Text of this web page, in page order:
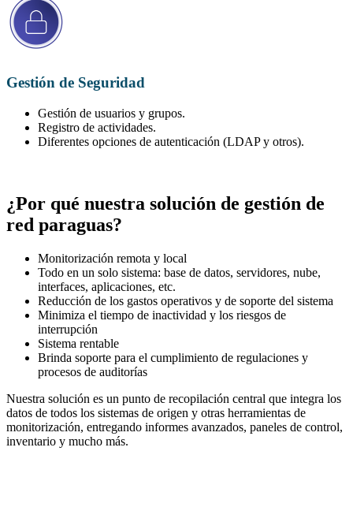
Gestión de Seguridad
Gestión de usuarios y grupos.
Registro de actividades.
Diferentes opciones de autenticación (LDAP y otros).
¿Por qué nuestra solución de gestión de
red paraguas?
Monitorización remota y local
Todo en un solo sistema: base de datos, servidores, nube,
interfaces, aplicaciones, etc.
Reducción de los gastos operativos y de soporte del sistema
Minimiza el tiempo de inactividad y los riesgos de
interrupción
Sistema rentable
Brinda soporte para el cumplimiento de regulaciones y
procesos de auditorías
Nuestra solución es un punto de recopilación central que integra los
datos de todos los sistemas de origen y otras herramientas de
monitorización, entregando informes avanzados, paneles de control,
inventario y mucho más.